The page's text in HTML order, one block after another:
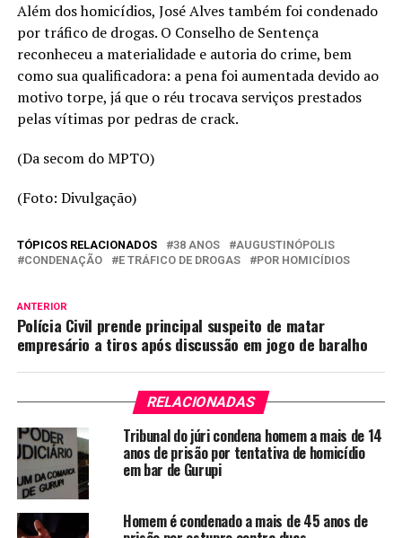
Além dos homicídios, José Alves também foi condenado
por tráfico de drogas. O Conselho de Sentença
reconheceu a materialidade e autoria do crime, bem
como sua qualificadora: a pena foi aumentada devido ao
motivo torpe, já que o réu trocava serviços prestados
pelas vítimas por pedras de crack.
(Da secom do MPTO)
(Foto: Divulgação)
TÓPICOS RELACIONADOS 38 ANOS
AUGUSTINÓPOLIS
CONDENAÇÃO
E TRÁFICO DE DROGAS POR HOMICÍDIOS
ANTERIOR
Polícia Civil prende principal suspeito de matar
empresário a tiros após discussão em jogo de baralho
RELACIONADAS
Tribunal do júri condena homem a mais de 14
anos de prisão por tentativa de homicídio
em bar de Gurupi
Homem é condenado a mais de 45 anos de